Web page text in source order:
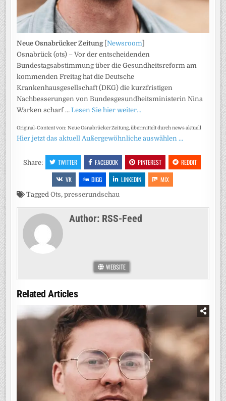
Neue Osnabrücker Zeitung[Newsroom
Osnabrück (ots) – Vor der entscheidenden
Bundestagsabstimmung über die Gesundheitsreform am
kommenden Freitag hat die Deutsche
Krankenhausgesellschaft (DKG) die kurzfristigen
Nachbesserungen von Bundesgesundheitsministerin Nina
Warken scharf …Lesen Sie hier weiter…
Original-Content von: Neue Osnabrücker Zeitung, übermittelt durch news aktuell
Hier jetzt das aktuell Außergewöhnliche auswählen …
Share: TWITTER FACEBOOK PINTEREST
REDDIT
VK
DIGG LINKEDIN MIX
TaggedOts,presserundschau
Author: RSS-Feed
WEBSITE
Related Articles